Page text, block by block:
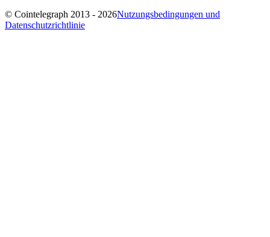
© Cointelegraph 2013 - 2026Nutzungsbedingungen und
Datenschutzrichtlinie